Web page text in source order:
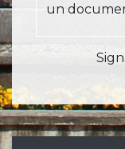
un